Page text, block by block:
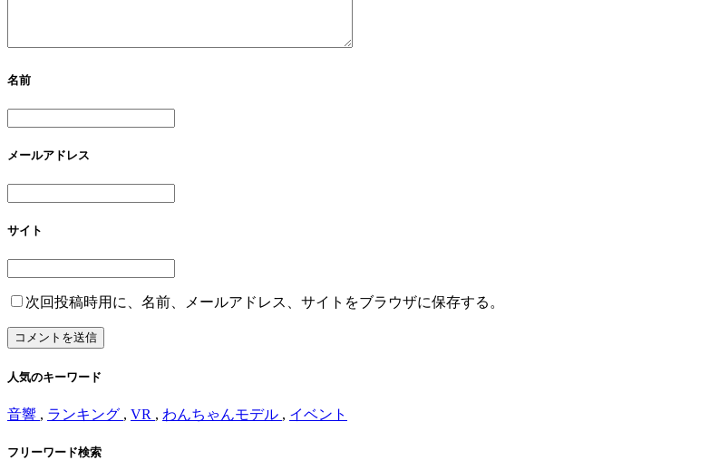
名前
メールアドレス
サイト
次回投稿時用に、名前、メールアドレス、サイトをブラウザに保存する。
人気のキーワード
音響 , ランキング , VR , わんちゃんモデル , イベント
フリーワード検索